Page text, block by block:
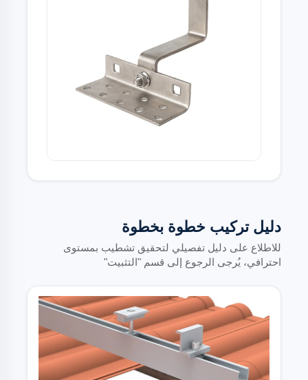
دليل تركيب خطوة بخطوة
للاطلاع على دليل تفصيلي لتحقيق تشطيب بمستوى
احترافي، يُرجى الرجوع إلى قسم "التثبيت"